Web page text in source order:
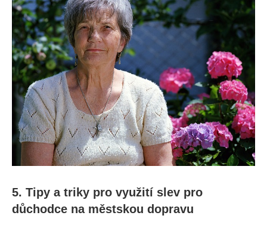
5. Tipy a triky pro využití slev pro
důchodce na městskou dopravu